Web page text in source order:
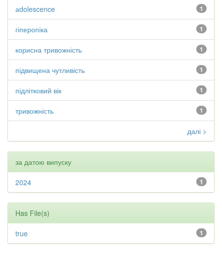
1
аdolescence
1
гіперопіка
1
корисна тривожність
1
підвищена чутливість
1
підлітковий вік
1
тривожність
далі >
за датою випуску
1
2024
Has File(s)
1
true